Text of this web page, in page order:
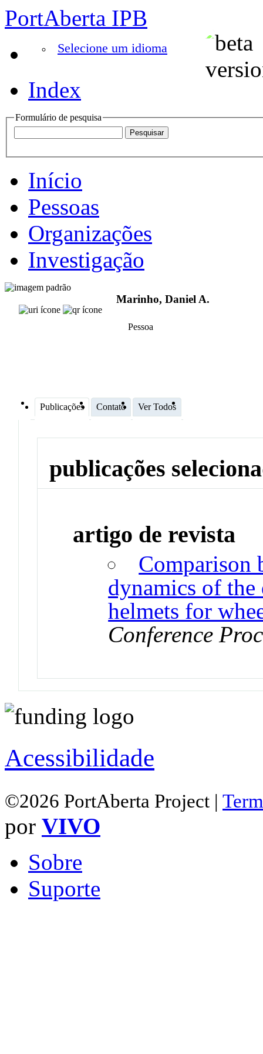
PortAberta IPB
Selecione um idioma
Index
Formulário de pesquisa
Início
Pessoas
Organizações
Investigação
Marinho, Daniel A.
Pessoa
Publicações Contato Ver Todos
publicações
artigo de revista
Comparison
dynamics of
helmets for
Conference
Acessibilidade
©2026 PortAberta Project |
por VIVO
Sobre
Suporte